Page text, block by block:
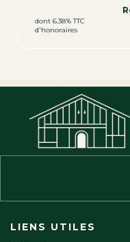
dont 6.38% TTC
d'honoraires
LIENS UTILES